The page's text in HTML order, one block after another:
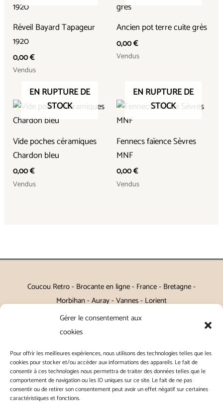
Gérer le consentement aux
cookies
Pour offrir les meilleures expériences, nous utilisons des technologies telles que les
cookies pour stocker et/ou accéder aux informations des appareils. Le fait de
consentir à ces technologies nous permettra de traiter des données telles que le
comportement de navigation ou les ID uniques sur ce site. Le fait de ne pas
consentir ou de retirer son consentement peut avoir un effet négatif sur certaines
caractéristiques et fonctions.
Réveil Bayard Tapageur
1920
0,00€
Vendus
Ancien pot terre cuite grès
0,00€
Vendus
EN RUPTURE DE
STOCK
Vide poches céramiques
Chardon bleu
0,00€
Vendus
EN RUPTURE DE
STOCK
Fennecs faïence Sèvres
MNF
0,00€
Vendus
Coucou Retro - Brocante en ligne - France - Bretagne -
Morbihan - Auray - Vannes - Lorient
Petits meubles, décoration, miroirs, luminaires, Art de la table
Campagne Chic, Kitch
|Contact|Conditions générales de vente|Conditions
générales d'utilisation|Mentions légales|Politique de